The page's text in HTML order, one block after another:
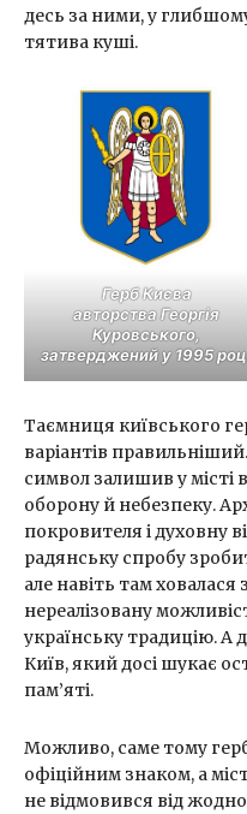
десь за ними, у
тятива куші.
Герб Києва
авторства Георгія
Куровського,
затверджений у 1995
Таємниця київського
варіантів
символ залишив у місті
оборону й небезпеку.
покровителя і духовну
радянську спробу
але навіть там
нереалізовану
українську традицію. А
Київ, який досі шукає
пам’яті.
Можливо, саме тому
офіційним знаком, а
не відмовився від